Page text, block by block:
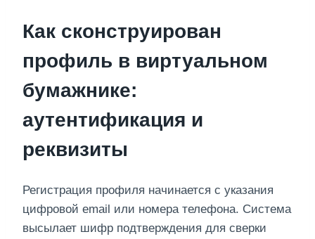
Как сконструирован
профиль в виртуальном
бумажнике:
аутентификация и
реквизиты
Регистрация профиля начинается с указания
цифровой email или номера телефона. Система
высылает шифр подтверждения для сверки